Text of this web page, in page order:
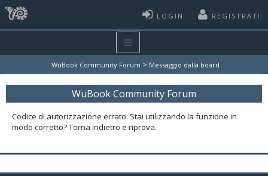
LOGIN REGISTRATI
WuBook Community Forum > Messaggio dalla board
WuBook Community Forum
Codice di autorizzazione errato. Stai utilizzando la funzione in
modo corretto? Torna indietro e riprova.